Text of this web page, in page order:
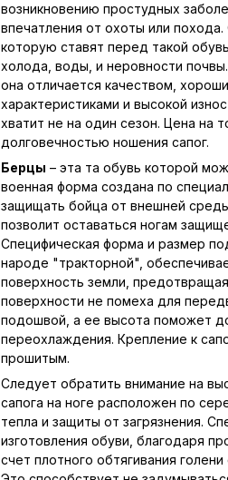
возникновению простудных
впечатления от охоты или похода.
которую ставят перед такой
холода, воды, и неровности
она отличается качеством,
характеристиками и высокой
хватит не на один сезон. Цена на
долговечностью ношения сапог.
Берцы – эта та обувь которой
военная форма создана по
защищать бойца от внешней
позволит оставаться ногам
Специфическая форма и размер
народе "тракторной",
поверхность земли,
поверхности не помеха для
подошвой, а ее высота поможет
переохлаждения. Крепление к
прошитым.
Следует обратить внимание на
сапога на ноге расположен по
тепла и защиты от загрязнения.
изготовления обуви, благодаря
счет плотного обтягивания